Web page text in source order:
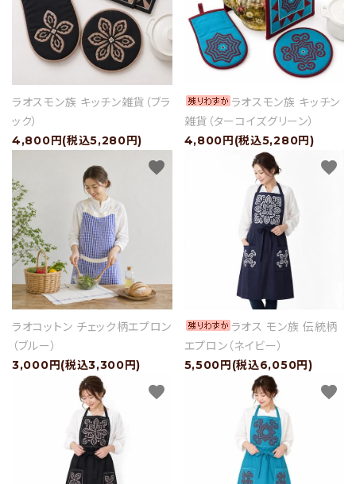
ラオスモン族 キッチン雑貨（ブラ
ック）
4,800円(税込5,280円)
ラオスモン族 キッチン
雑貨（ターコイズグリーン）
4,800円(税込5,280円)
ラオコットン チェック柄エプロン
（ブルー）
3,000円(税込3,300円)
favorite
ラオス モン族 伝統柄
エプロン（ネイビー）
5,500円(税込6,050円)
favorite
favorite favorite